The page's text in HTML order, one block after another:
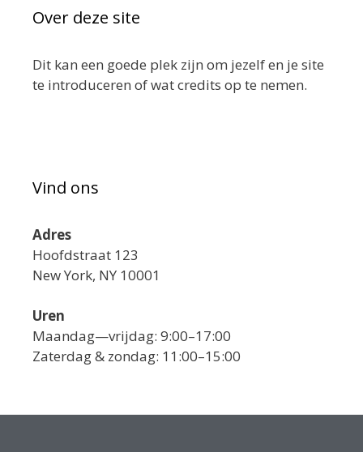
Over deze site
Dit kan een goede plek zijn om jezelf en je site
te introduceren of wat credits op te nemen.
Vind ons
Adres
Hoofdstraat 123
New York, NY 10001
Uren
Maandag—vrijdag: 9:00–17:00
Zaterdag & zondag: 11:00–15:00